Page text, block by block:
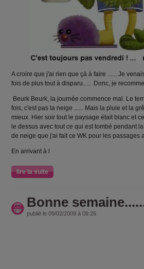
A croire que j'ai rien que çà à faire ...... Je
fois de plus tout à disparu..... Donc, je
Beurk Beurk, la journée commence mal. Le
fois, c'est pas la neige ...... Mais la pluie et la
mieux. Hier soir tout le paysage était blanc et
le dessus avec tout ce qui est tombé pendant
de neige que j'ai fait ce WK pour les passages
En arrivant à l
lire la suite
Bonne
publié le 09/02/2009 à 09:26